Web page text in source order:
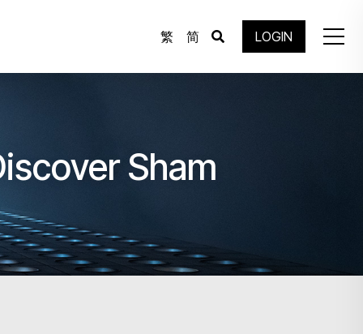
繁 简 LOGIN
Sham